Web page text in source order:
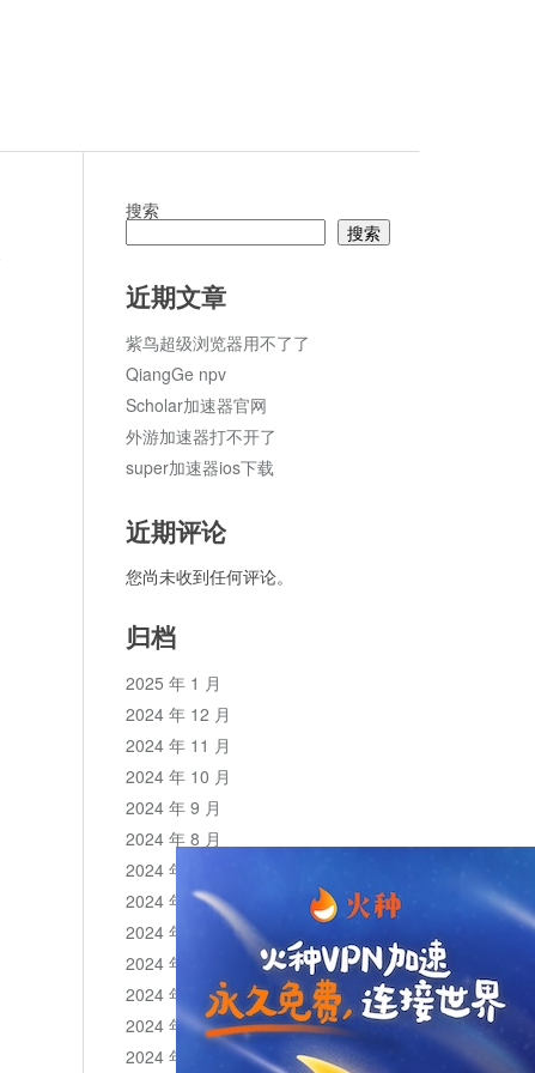
搜索
搜索
近期文章
紫鸟超级浏览器用不了了
QiangGe npv
Scholar加速器官网
外游加速器打不开了
super加速器ios下载
近期评论
您尚未收到任何评论。
归档
2025 年 1 月
2024 年 12 月
2024 年 11 月
2024 年 10 月
2024 年 9 月
2024 年 8 月
2024 年 7 月
2024 年 6 月
2024 年 5 月
2024 年 4 月
2024 年 3 月
2024 年 2 月
2024 年 1 月